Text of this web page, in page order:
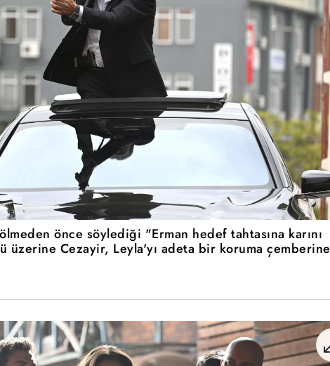
önce söylediği "Erman hedef tahtasına karını
üzerine Cezayir, Leyla'yı adeta bir koruma çemberine